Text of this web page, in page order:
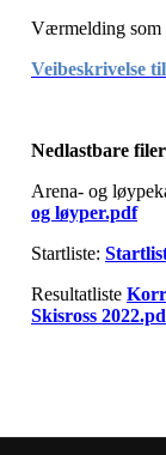
Værmelding som
Veibeskrivelse
Nedlastbare
Arena- og
og løyper.pdf
Startliste:
Resultatliste
Skisross